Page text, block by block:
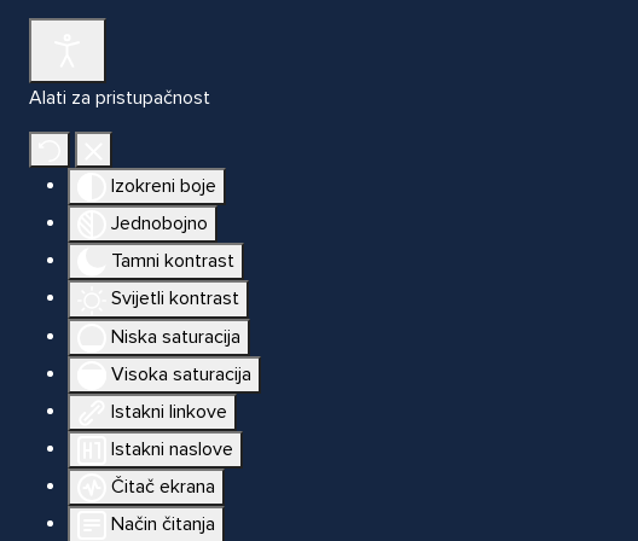
Alati za pristupačnost
Izokreni boje
Jednobojno
Tamni kontrast
Svijetli kontrast
Niska saturacija
Visoka saturacija
Istakni linkove
Istakni naslove
Čitač ekrana
Način čitanja